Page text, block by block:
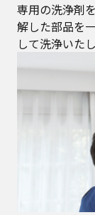
専用の洗浄剤
解した部品を
して洗浄いたし